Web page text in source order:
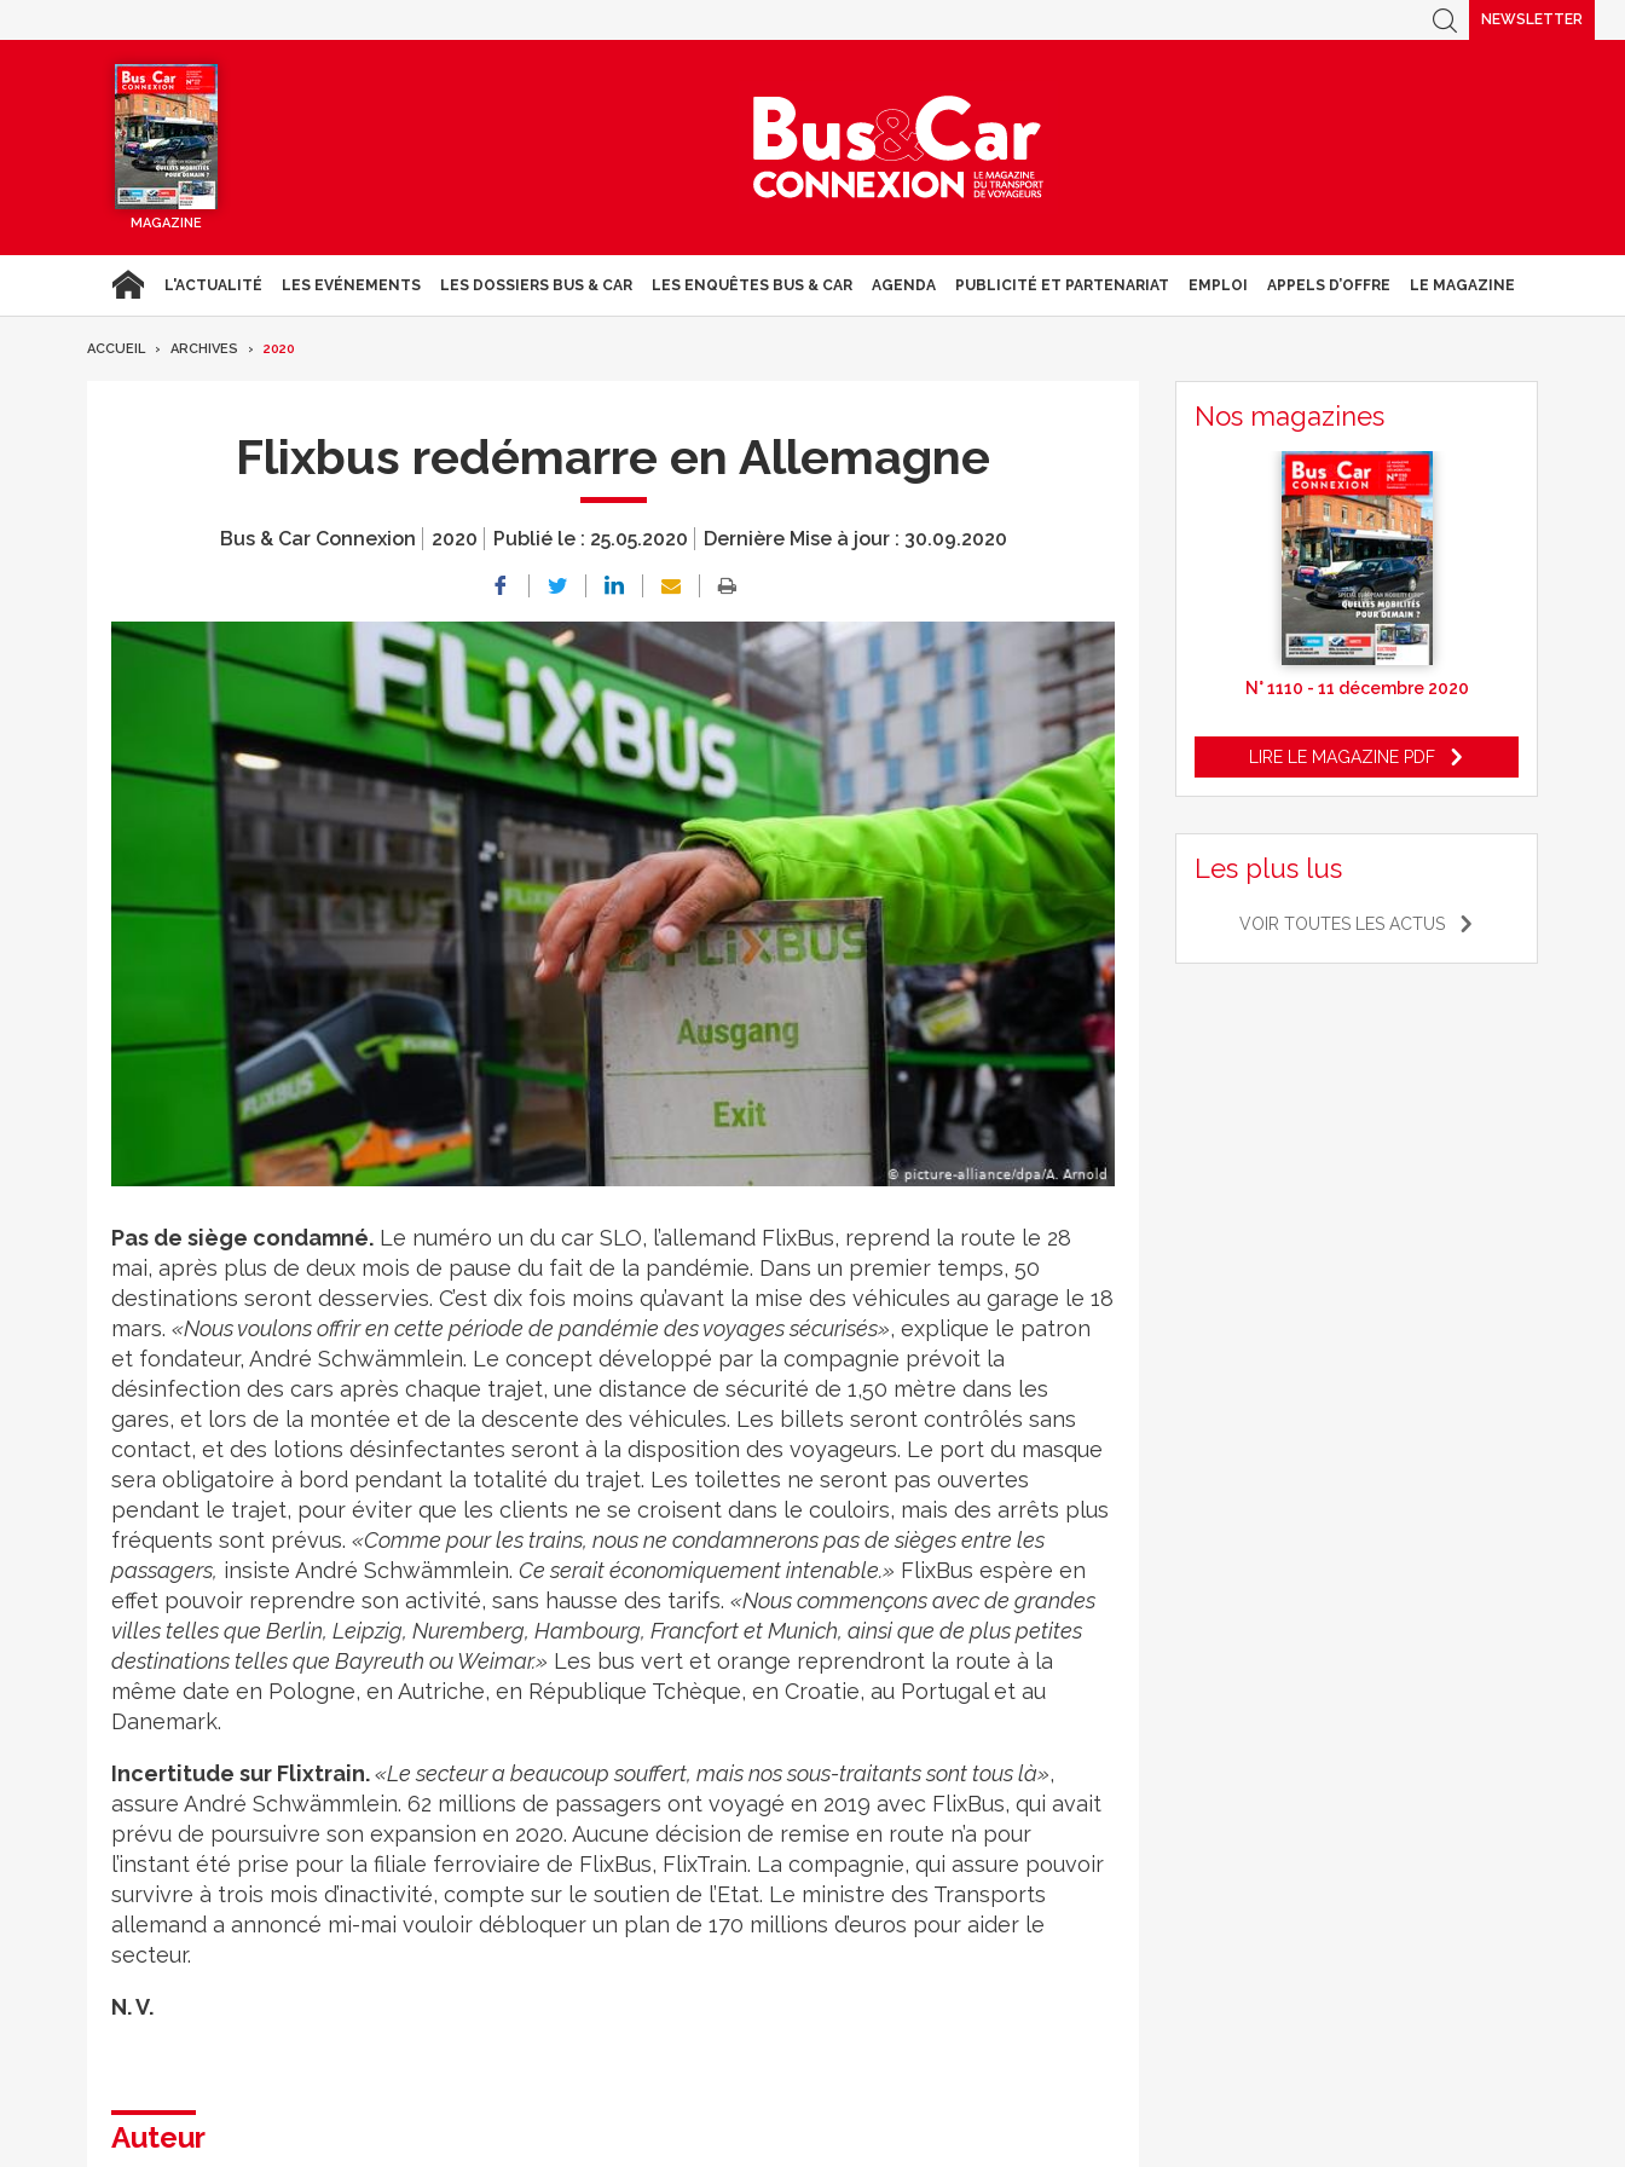
NEWSLETTER
MAGAZINE
L'ACTUALITÉ LES EVÉNEMENTS LES DOSSIERS BUS & CAR LES ENQUÊTES BUS & CAR AGENDA PUBLICITÉ ET PARTENARIAT EMPLOI APPELS D’OFFRE LE MAGAZINE
ACCUEIL ARCHIVES 2020
Flixbus redémarre en Allemagne
Bus & Car Connexion 2020 Publié le : 25.05.2020 Dernière Mise à jour : 30.09.2020
Crédit photo
Pas de siège condamné. Le numéro un du car SLO, l’allemand FlixBus, reprend la route le 28
mai, après plus de deux mois de pause du fait de la pandémie. Dans un premier temps, 50
destinations seront desservies. C’est dix fois moins qu’avant la mise des véhicules au garage le 18
mars. «Nous voulons offrir en cette période de pandémie des voyages sécurisés», explique le patron
et fondateur, André Schwämmlein. Le concept développé par la compagnie prévoit la
désinfection des cars après chaque trajet, une distance de sécurité de 1,50 mètre dans les
gares, et lors de la montée et de la descente des véhicules. Les billets seront contrôlés sans
contact, et des lotions désinfectantes seront à la disposition des voyageurs. Le port du masque
sera obligatoire à bord pendant la totalité du trajet. Les toilettes ne seront pas ouvertes
pendant le trajet, pour éviter que les clients ne se croisent dans le couloirs, mais des arrêts plus
fréquents sont prévus. «Comme pour les trains, nous ne condamnerons pas de sièges entre les
passagers, insiste André Schwämmlein. Ce serait économiquement intenable.» FlixBus espère en
effet pouvoir reprendre son activité, sans hausse des tarifs. «Nous commençons avec de grandes
villes telles que Berlin, Leipzig, Nuremberg, Hambourg, Francfort et Munich, ainsi que de plus petites
destinations telles que Bayreuth ou Weimar.» Les bus vert et orange reprendront la route à la
même date en Pologne, en Autriche, en République Tchèque, en Croatie, au Portugal et au
Danemark.
Incertitude sur Flixtrain.«Le secteur a beaucoup souffert, mais nos sous-traitants sont tous là»,
assure André Schwämmlein. 62 millions de passagers ont voyagé en 2019 avec FlixBus, qui avait
prévu de poursuivre son expansion en 2020. Aucune décision de remise en route n’a pour
l’instant été prise pour la filiale ferroviaire de FlixBus, FlixTrain. La compagnie, qui assure pouvoir
survivre à trois mois d’inactivité, compte sur le soutien de l’Etat. Le ministre des Transports
allemand a annoncé mi-mai vouloir débloquer un plan de 170 millions d’euros pour aider le
secteur.
N. V.
Auteur
Nos magazines
N° 1110 - 11 décembre 2020
LIRE LE MAGAZINE PDF
Les plus lus
VOIR TOUTES LES ACTUS